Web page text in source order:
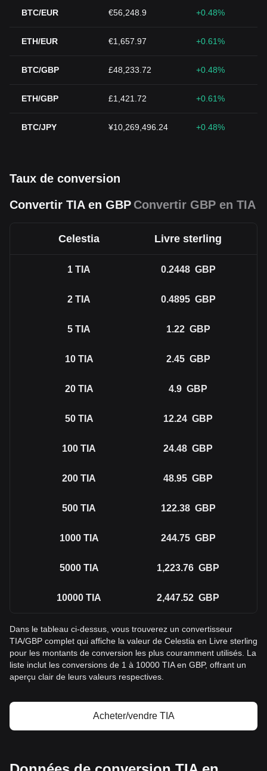
BTC/EUR €56,248.9 +0.48%
ETH/EUR €1,657.97 +0.61%
BTC/GBP £48,233.72 +0.48%
ETH/GBP £1,421.72 +0.61%
BTC/JPY ¥10,269,496.24 +0.48%
Taux de conversion
Convertir TIA en GBP Convertir GBP en TIA
Celestia Livre sterling
1 TIA 0.2448 GBP
2 TIA 0.4895 GBP
5 TIA 1.22 GBP
10 TIA 2.45 GBP
20 TIA 4.9 GBP
50 TIA 12.24 GBP
100 TIA 24.48 GBP
200 TIA 48.95 GBP
500 TIA 122.38 GBP
1000 TIA 244.75 GBP
5000 TIA 1,223.76 GBP
10000 TIA 2,447.52 GBP
Dans le tableau ci-dessus, vous trouverez un convertisseur
TIA/GBP complet qui affiche la valeur de Celestia en Livre sterling
pour les montants de conversion les plus couramment utilisés. La
liste inclut les conversions de 1 à 10000 TIA en GBP, offrant un
aperçu clair de leurs valeurs respectives.
Acheter/vendre TIA